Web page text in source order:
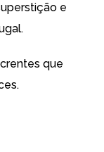
e
que